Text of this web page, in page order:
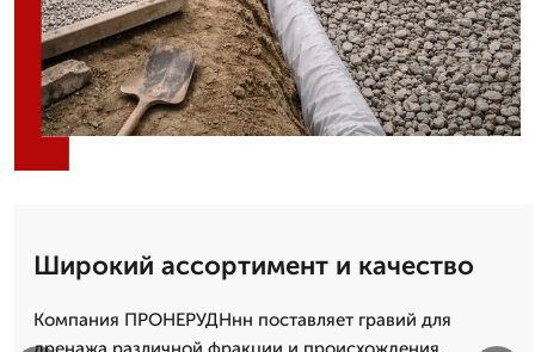
Широкий ассортимент и качество
Компания ПРОНЕРУДНнн поставляет гравий для